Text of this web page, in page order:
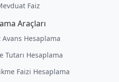
Faiz
Araçları
Hesaplama
Tutarı Hesaplama
Faizi Hesaplama